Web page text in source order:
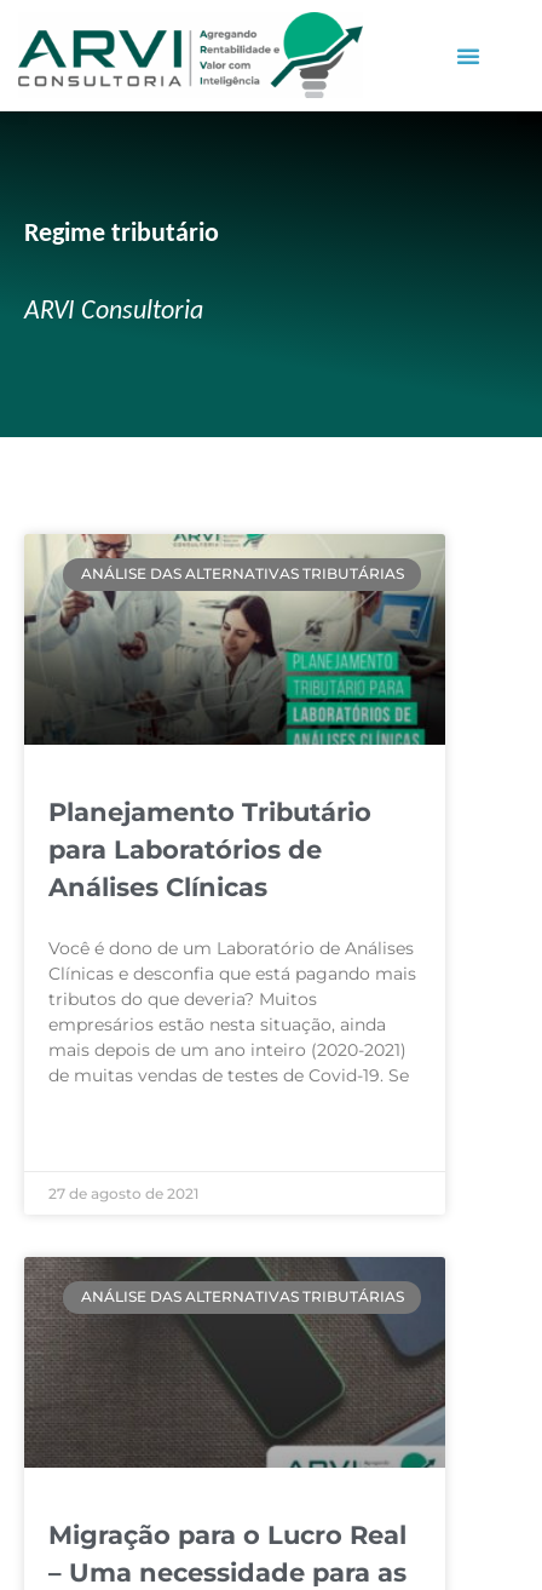
Regime tributário
ARVI Consultoria
ANÁLISE DAS ALTERNATIVAS TRIBUTÁRIAS
Planejamento Tributário
para Laboratórios de
Análises Clínicas
Você é dono de um Laboratório de Análises
Clínicas e desconfia que está pagando mais
tributos do que deveria? Muitos
empresários estão nesta situação, ainda
mais depois de um ano inteiro (2020-2021)
de muitas vendas de testes de Covid-19. Se
27 de agosto de 2021
ANÁLISE DAS ALTERNATIVAS TRIBUTÁRIAS
Migração para o Lucro Real
– Uma necessidade para as